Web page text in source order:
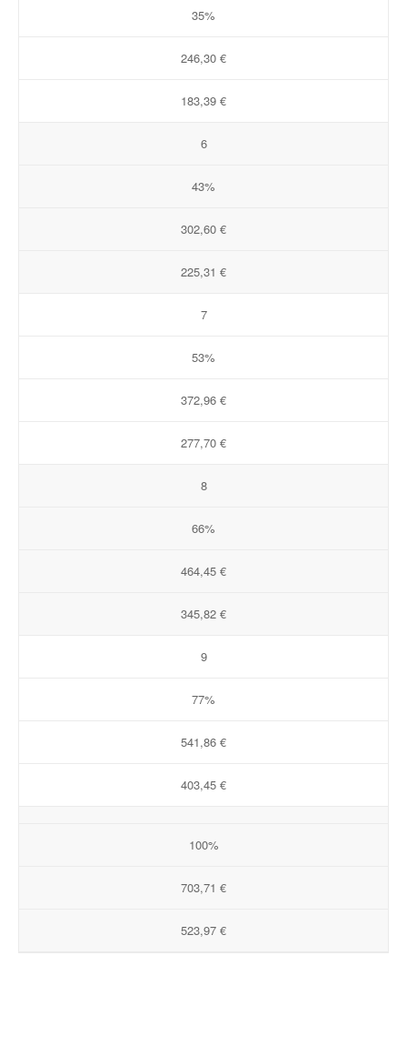
35%
246,30 €
183,39 €
6
43%
302,60 €
225,31 €
7
53%
372,96 €
277,70 €
8
66%
464,45 €
345,82 €
9
77%
541,86 €
403,45 €
100%
703,71 €
523,97 €